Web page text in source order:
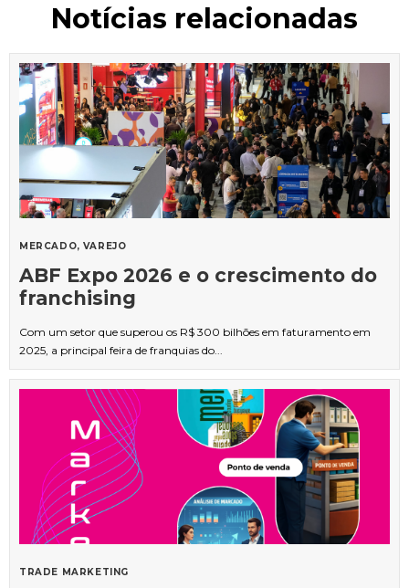
Notícias relacionadas
MERCADO VAREJO
ABF Expo 2026 e o crescimento do
franchising
Com um setor que superou os R$ 300 bilhões em faturamento em
2025, a principal feira de franquias do...
TRADE MARKETING